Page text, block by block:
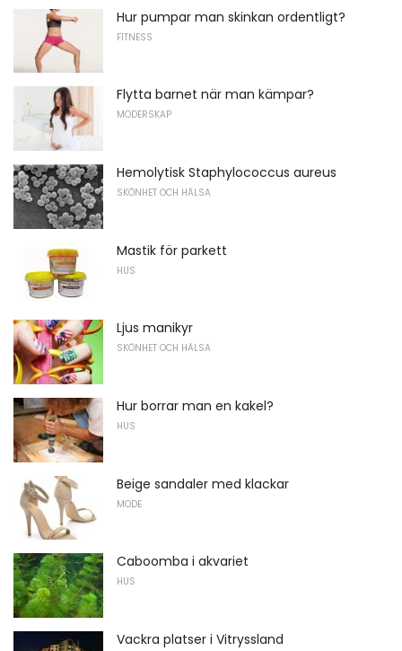
Hur pumpar man skinkan ordentligt?
FITNESS
Flytta barnet när man kämpar?
MODERSKAP
Hemolytisk Staphylococcus aureus
SKÖNHET OCH HÄLSA
Mastik för parkett
HUS
Ljus manikyr
SKÖNHET OCH HÄLSA
Hur borrar man en kakel?
HUS
Beige sandaler med klackar
MODE
Caboomba i akvariet
HUS
Vackra platser i Vitryssland